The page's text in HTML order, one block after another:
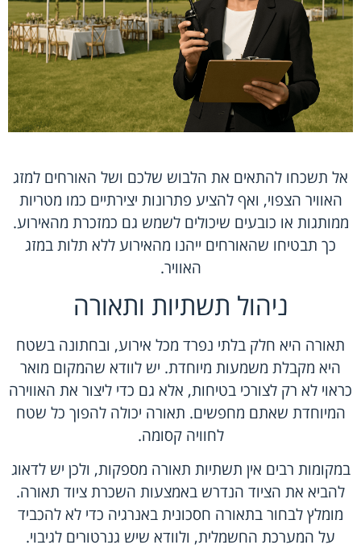
אל תשכחו להתאים את הלבוש שלכם ושל האורחים למזג
האוויר הצפוי, ואף להציע פתרונות יצירתיים כמו מטריות
ממותגות או כובעים שיכולים לשמש גם כמזכרת מהאירוע.
כך תבטיחו שהאורחים ייהנו מהאירוע ללא תלות במזג
האוויר.
ניהול תשתיות ותאורה
תאורה היא חלק בלתי נפרד מכל אירוע, ובחתונה בשטח
היא מקבלת משמעות מיוחדת. יש לוודא שהמקום מואר
כראוי לא רק לצורכי בטיחות, אלא גם כדי ליצור את האווירה
המיוחדת שאתם מחפשים. תאורה יכולה להפוך כל שטח
לחוויה קסומה.
במקומות רבים אין תשתיות תאורה מספקות, ולכן יש לדאוג
להביא את הציוד הנדרש באמצעות השכרת ציוד תאורה.
מומלץ לבחור בתאורה חסכונית באנרגיה כדי לא להכביד
על המערכת החשמלית, ולוודא שיש גנרטורים לגיבוי.